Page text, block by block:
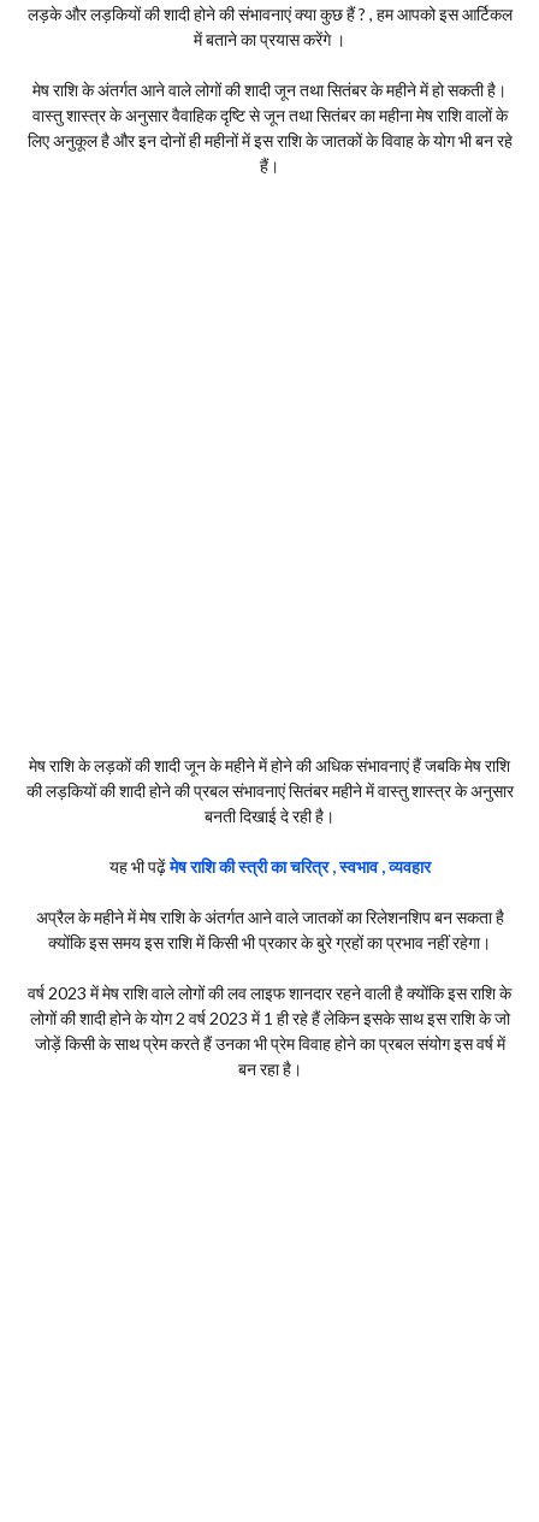
लड़के और लड़कियों की शादी होने की संभावनाएं क्या कुछ हैं ? , हम आपको इस आर्टिकल
में बताने का प्रयास करेंगे ‌।
मेष राशि के अंतर्गत आने वाले लोगों की शादी जून तथा सितंबर के महीने में हो सकती है।
वास्तु शास्त्र के अनुसार वैवाहिक दृष्टि से जून तथा सितंबर का महीना मेष राशि वालों के
लिए अनुकूल है और इन दोनों ही महीनों में इस राशि के जातकों के विवाह के योग भी बन रहे
हैं।
मेष राशि के लड़कों की शादी जून के महीने में होने की अधिक संभावनाएं हैं जबकि मेष राशि
की लड़कियों की शादी होने की प्रबल संभावनाएं सितंबर महीने में वास्तु शास्त्र के अनुसार
बनती दिखाई दे रही है।
यह भी पढ़ेंमेष राशि की स्त्री का चरित्र , स्वभाव , व्यवहार
अप्रैल के महीने में मेष राशि के अंतर्गत आने वाले जातकों का रिलेशनशिप बन सकता है
क्योंकि इस समय इस राशि में किसी भी प्रकार के बुरे ग्रहों का प्रभाव नहीं रहेगा।
वर्ष 2023 में मेष राशि वाले लोगों की लव लाइफ शानदार रहने वाली है क्योंकि इस राशि के
लोगों की शादी होने के योग 2 वर्ष 2023 में 1 ही रहे हैं लेकिन इसके साथ इस राशि के जो
जोड़ें किसी के साथ प्रेम करते हैं उनका भी प्रेम विवाह होने का प्रबल संयोग इस वर्ष में
बन रहा है।